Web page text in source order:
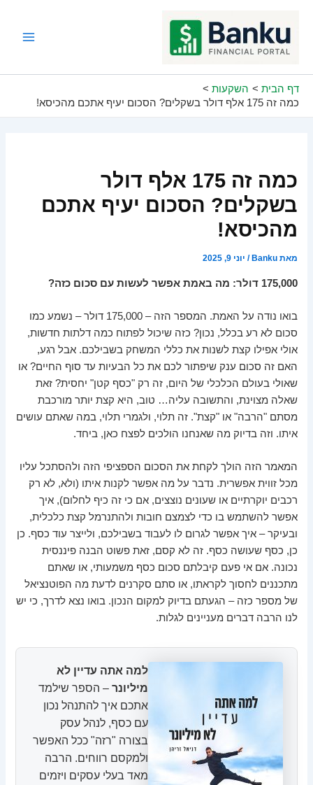
דף הבית
השקעות
כמה זה 175 אלף דולר בשקלים? הסכום יעיף אתכם מהכיסא!
כמה זה 175 אלף דולר
בשקלים? הסכום יעיף אתכם
מהכיסא!
מאתBanku
/ יוני 9, 2025
175,000 דולר: מה באמת אפשר לעשות עם סכום כזה?
בואו נודה על האמת. המספר הזה – 175,000 דולר – נשמע כמו
סכום לא רע בכלל, נכון? כזה שיכול לפתוח כמה דלתות חדשות,
אולי אפילו קצת לשנות את כללי המשחק בשבילכם. אבל רגע,
האם זה סכום ענק שיפתור לכם את כל הבעיות עד סוף החיים? או
שאולי בעולם הכלכלי של היום, זה רק "כסף קטן" יחסית? זאת
שאלה מצוינת, והתשובה עליה… טוב, היא קצת יותר מורכבת
מסתם "הרבה" או "קצת". זה תלוי, ולגמרי תלוי, במה שאתם עושים
איתו. וזה בדיוק מה שאנחנו הולכים לפצח כאן, ביחד.
המאמר הזה הולך לקחת את הסכום הספציפי הזה ולהסתכל עליו
מכל זווית אפשרית. נדבר על מה אפשר לקנות איתו (ולא, לא רק
רכבים יוקרתיים או שעונים נוצצים, אם כי זה כיף לחלום), איך
אפשר להשתמש בו כדי לצמצם חובות ולהתנרמל קצת כלכלית,
ובעיקר – איך אפשר לגרום לו לעבוד בשבילכם, ולייצר עוד כסף. כן
כן, כסף שעושה כסף. זה לא קסם, זאת פשוט הבנה פיננסית
נכונה. אם אי פעם קיבלתם סכום כסף משמעותי, או שאתם
מתכננים לחסוך לקראתו, או סתם סקרנים לדעת מה הפוטנציאל
של מספר כזה – הגעתם בדיוק למקום הנכון. בואו נצא לדרך, כי יש
לנו הרבה דברים מעניינים לגלות.
למה אתה עדיין לא
מיליונר – הספר שילמד
אתכם איך להתנהל נכון
עם כסף, לנהל עסק
בצורה "רזה" ככל האפשר
ולמקסם רווחים. הרבה
מאד בעלי עסקים ויזמים